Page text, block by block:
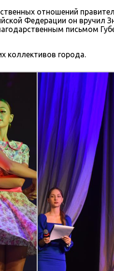
отношений
Федерации он вручил
письмом
коллективов города.